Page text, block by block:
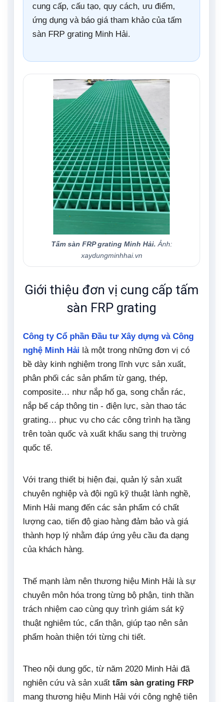
cung cấp, cấu tạo, quy cách, ưu điểm,
ứng dụng và báo giá tham khảo của tấm
sàn FRP grating Minh Hải.
Tấm sàn FRP grating Minh Hải. Ảnh:
xaydungminhhai.vn
Giới thiệu đơn vị cung cấp tấm
sàn FRP grating
Công ty Cổ phần Đầu tư Xây dựng và Công
nghệ Minh Hải là một trong những đơn vị có
bề dày kinh nghiệm trong lĩnh vực sản xuất,
phân phối các sản phẩm từ gang, thép,
composite… như nắp hố ga, song chắn rác,
nắp bể cáp thông tin - điện lực, sàn thao tác
grating… phục vụ cho các công trình hạ tầng
trên toàn quốc và xuất khẩu sang thị trường
quốc tế.
Với trang thiết bị hiện đại, quản lý sản xuất
chuyên nghiệp và đội ngũ kỹ thuật lành nghề,
Minh Hải mang đến các sản phẩm có chất
lượng cao, tiến độ giao hàng đảm bảo và giá
thành hợp lý nhằm đáp ứng yêu cầu đa dạng
của khách hàng.
Thế mạnh làm nên thương hiệu Minh Hải là sự
chuyên môn hóa trong từng bộ phận, tinh thần
trách nhiệm cao cùng quy trình giám sát kỹ
thuật nghiêm túc, cẩn thận, giúp tạo nên sản
phẩm hoàn thiện tới từng chi tiết.
Theo nội dung gốc, từ năm 2020 Minh Hải đã
nghiên cứu và sản xuất tấm sàn grating FRP
mang thương hiệu Minh Hải với công nghệ tiên